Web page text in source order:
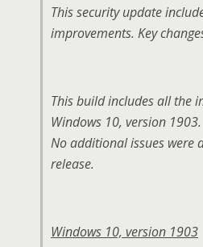
This security update
improvements. Key
This build includes all the
Windows 10, version 1903.
No additional issues were
release.
Windows 10, version 1903